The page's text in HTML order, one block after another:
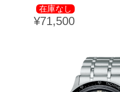
在庫なし
¥71,500